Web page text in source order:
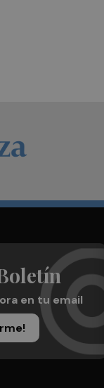
en tu email